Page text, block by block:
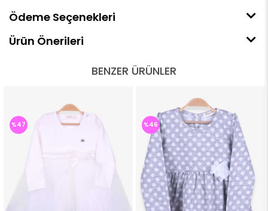
Ödeme Seçenekleri
Ürün Önerileri
BENZER ÜRÜNLER
%47 %46